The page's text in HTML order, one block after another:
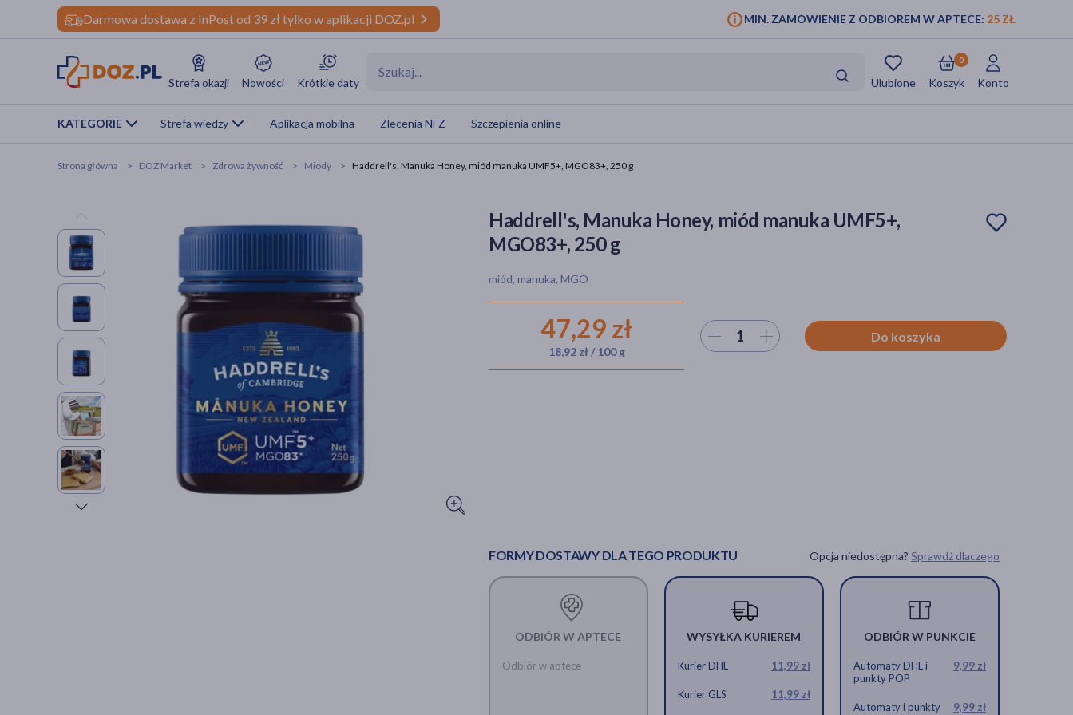
Darmowa dostawa z InPost od 39 zł tylko w aplikacji DOZ.pl MIN. ZAMÓWIENIE Z ODBIOREM W APTECE: 25 ZŁ
Strefa okazji Nowości Krótkie daty Ulubione Koszyk
0
Konto
KATEGORIE Strefa wiedzy Aplikacja mobilna Zlecenia NFZ Szczepienia online
Strona główna DOZ Market Zdrowa żywność Miody Haddrell's, Manuka Honey, miód manuka UMF5+, MGO83+, 250 g
Haddrell's, Manuka Honey, miód manuka UMF5+,
MGO83+, 250 g
miód, manuka, MGO
47,29 zł
18,92 zł / 100 g
Wybierz ilość Do koszyka
FORMY DOSTAWY DLA TEGO PRODUKTU Opcja niedostępna? Sprawdź dlaczego
ODBIÓR W APTECE
Odbiór w aptece
WYSYŁKA KURIEREM
Kurier DHL 11,99 zł
Kurier GLS 11,99 zł
ODBIÓR W PUNKCIE
Automaty DHL i
punkty POP
9,99 zł
Automaty i punkty
9,99 zł